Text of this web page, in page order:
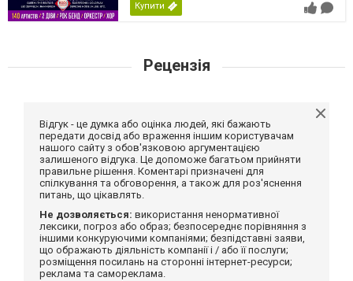
Купити
Рецензія
Відгук - це думка або оцінка людей, які бажають
передати досвід або враження іншим користувачам
нашого сайту з обов'язковою аргументацією
залишеного відгука. Це допоможе багатьом прийняти
правильне рішення. Коментарі призначені для
спілкування та обговорення, а також для роз'яснення
питань, що цікавлять.
Не дозволяється: використання ненормативної
лексики, погроз або образ; безпосереднє порівняння з
іншими конкуруючими компаніями; безпідставні заяви,
що ображають діяльність компанії і / або її послуги;
розміщення посилань на сторонні інтернет-ресурси;
реклама та самореклама.